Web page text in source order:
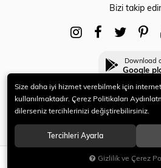
SEPETE
Bizi takip
Download
Google
© 2021 HERYENİ. Tüm
Size daha iyi hizmet verebilmek için
kullanılmaktadır. Çerez Politikaları
dilerseniz tercihlerinizi değiştirebilirsiniz.
Tercihleri Ayarla
Gizlilik ve Çerez